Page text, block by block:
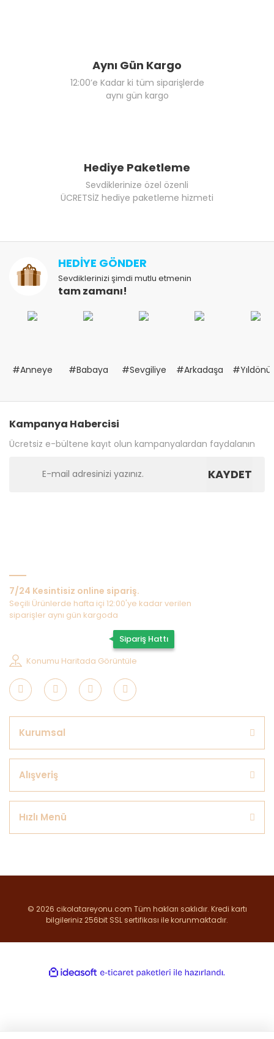
Aynı Gün Kargo
12:00’e Kadar ki tüm siparişlerde
aynı gün kargo
Hediye Paketleme
Sevdiklerinize özel özenli
ÜCRETSİZ hediye paketleme hizmeti
HEDİYE GÖNDER
Sevdiklerinizi şimdi mutlu etmenin
tam zamanı!
#Anneye #Babaya #Sevgiliye #Arkadaşa
Kampanya Habercisi
Ücretsiz e-bültene kayıt olun kampanyalardan faydalanın
KAYDET
7/24 Kesintisiz online sipariş.
Seçili Ürünlerde hafta içi 12:00'ye kadar verilen
siparişler aynı gün kargoda
Sipariş Hattı
Konumu Haritada Görüntüle
Kurumsal
Alışveriş
Hızlı Menü
© 2026 cikolatareyonu.com Tüm hakları saklıdır. Kredi kartı
bilgileriniz 256bit SSL sertifikası ile korunmaktadır.
ideasoft
e-